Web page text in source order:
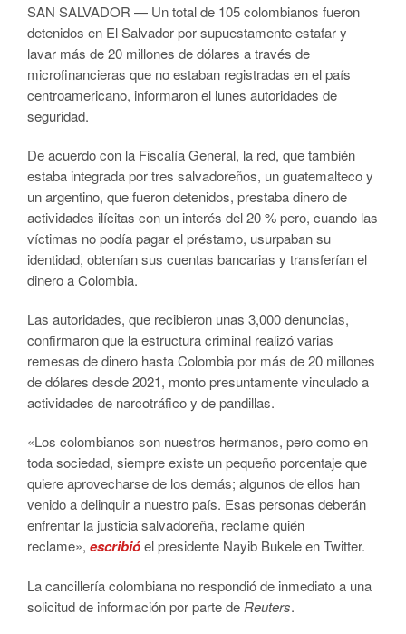
SAN SALVADOR — Un total de 105 colombianos fueron
detenidos en El Salvador por supuestamente estafar y
lavar más de 20 millones de dólares a través de
microfinancieras que no estaban registradas en el país
centroamericano, informaron el lunes autoridades de
seguridad.
De acuerdo con la Fiscalía General, la red, que también
estaba integrada por tres salvadoreños, un guatemalteco y
un argentino, que fueron detenidos, prestaba dinero de
actividades ilícitas con un interés del 20 % pero, cuando las
víctimas no podía pagar el préstamo, usurpaban su
identidad, obtenían sus cuentas bancarias y transferían el
dinero a Colombia.
Las autoridades, que recibieron unas 3,000 denuncias,
confirmaron que la estructura criminal realizó varias
remesas de dinero hasta Colombia por más de 20 millones
de dólares desde 2021, monto presuntamente vinculado a
actividades de narcotráfico y de pandillas.
«Los colombianos son nuestros hermanos, pero como en
toda sociedad, siempre existe un pequeño porcentaje que
quiere aprovecharse de los demás; algunos de ellos han
venido a delinquir a nuestro país. Esas personas deberán
enfrentar la justicia salvadoreña, reclame quién
reclame», escribióel presidente Nayib Bukele en Twitter.
La cancillería colombiana no respondió de inmediato a una
solicitud de información por parte de Reuters.